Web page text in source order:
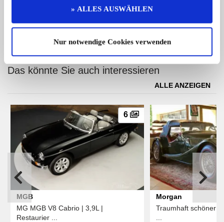
» ALLES AUSWÄHLEN
Nur notwendige Cookies verwenden
Das könnte Sie auch interessieren
ALLE ANZEIGEN
6
MGB
MG MGB V8 Cabrio | 3,9L |
Restaurier ...
Morgan
Traumhaft schöner